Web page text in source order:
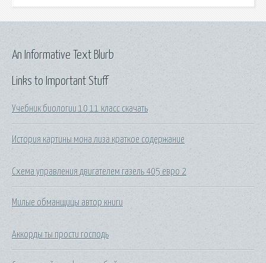
Links to Important Stuff
Учебник биологии 10 11 класс скачать
История картины мона лиза краткое содержание
Схема управления двигателем газель 405 евро 2
Милые обманщицы автор книги
Аккорды ты прости господь
An Informative Text Blurb